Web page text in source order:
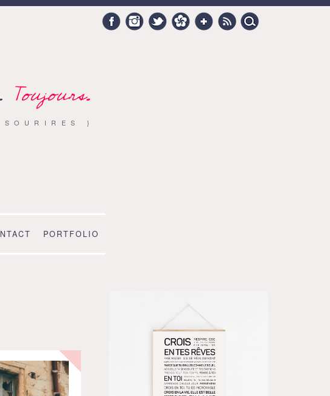
Search
for:
FacebookInstagramTwitter HellocotonGoogle +
RSS
Toujours.
}
PORTFOLIO